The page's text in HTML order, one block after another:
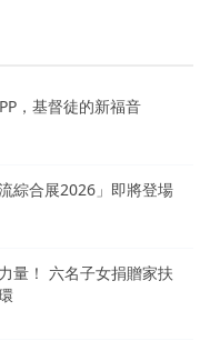
，基督徒的新福音
綜合展2026」即將登場
量！ 六名子女捐贈家扶